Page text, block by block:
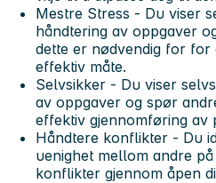
Mestre Stress - Du viser
håndtering av oppgaver
dette er nødvendig for
effektiv måte.
Selvsikker - Du viser
av oppgaver og spør
effektiv gjennomføring av
Håndtere konflikter - Du
uenighet mellom andre
konflikter gjennom åpen